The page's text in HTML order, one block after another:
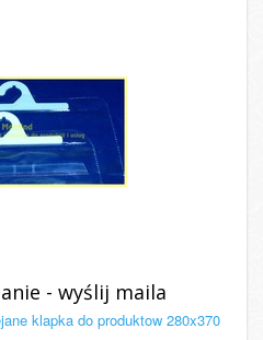
- wyślij maila
klapka do produktow 280x370